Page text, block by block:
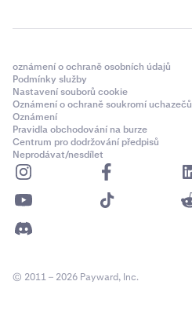
oznámení o ochraně osobních údajů
Podmínky služby
Nastavení souborů cookie
Oznámení o ochraně soukromí uchazečů
Oznámení
Pravidla obchodování na burze
Centrum pro dodržování předpisů
Neprodávat/nesdílet
© 2011 – 2026 Payward, Inc.